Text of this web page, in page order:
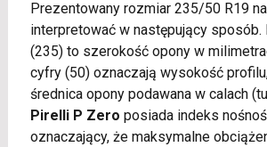
Prezentowany rozmiar 235/50 R19
interpretować w następujący
(235) to szerokość opony w
cyfry (50) oznaczają wysokość
średnica opony podawana w calach
Pirelli P Zero posiada indeks
oznaczający, że maksymalne